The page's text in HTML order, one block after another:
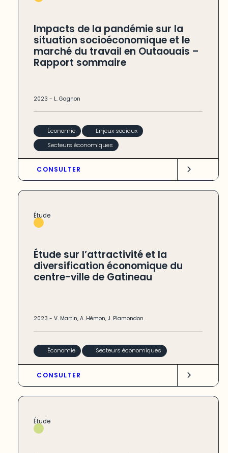
Impacts de la pandémie sur la
situation socioéconomique et le
marché du travail en Outaouais –
Rapport sommaire
2023- L. Gagnon
Économie
Enjeux sociaux
Secteurs économiques
CONSULTER
Étude
Étude sur l’attractivité et la
diversification économique du
centre-ville de Gatineau
2023-V. Martin,A. Hémon,J. Plamondon
Économie Secteurs économiques
CONSULTER
Étude